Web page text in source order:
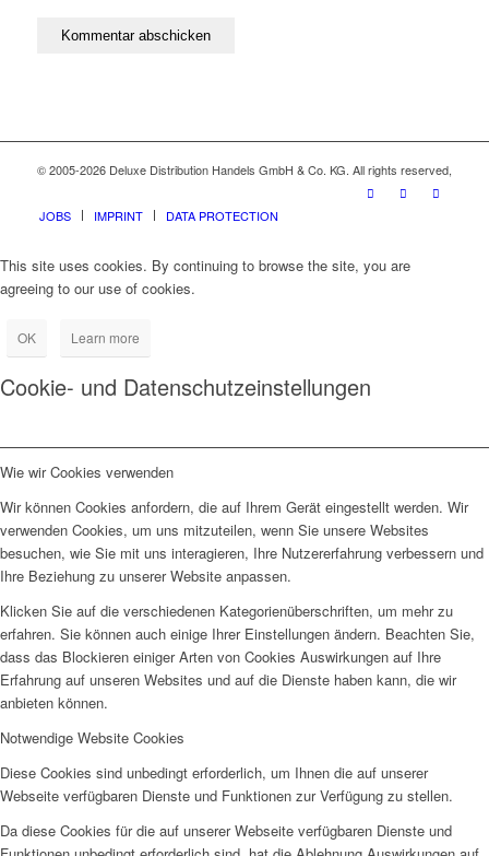
© 2005-2026 Deluxe Distribution Handels GmbH & Co. KG. All rights reserved,
JOBS IMPRINT DATA PROTECTION
This site uses cookies. By continuing to browse the site, you are
agreeing to our use of cookies.
OK Learn more
Cookie- und Datenschutzeinstellungen
Wie wir Cookies verwenden
Wir können Cookies anfordern, die auf Ihrem Gerät eingestellt werden. Wir
verwenden Cookies, um uns mitzuteilen, wenn Sie unsere Websites
besuchen, wie Sie mit uns interagieren, Ihre Nutzererfahrung verbessern und
Ihre Beziehung zu unserer Website anpassen.
Klicken Sie auf die verschiedenen Kategorienüberschriften, um mehr zu
erfahren. Sie können auch einige Ihrer Einstellungen ändern. Beachten Sie,
dass das Blockieren einiger Arten von Cookies Auswirkungen auf Ihre
Erfahrung auf unseren Websites und auf die Dienste haben kann, die wir
anbieten können.
Notwendige Website Cookies
Diese Cookies sind unbedingt erforderlich, um Ihnen die auf unserer
Webseite verfügbaren Dienste und Funktionen zur Verfügung zu stellen.
Da diese Cookies für die auf unserer Webseite verfügbaren Dienste und